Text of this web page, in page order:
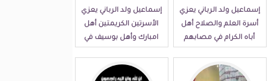
إسماعيل ولد الرباني يعزي
أسرة العلم والصلاح أهل
أباه الكرام في مصابهم
إسماعيل ولد الرباني يعزي
الأسرتين الكريمتين أهل
امبارك وأهل بوسيف في